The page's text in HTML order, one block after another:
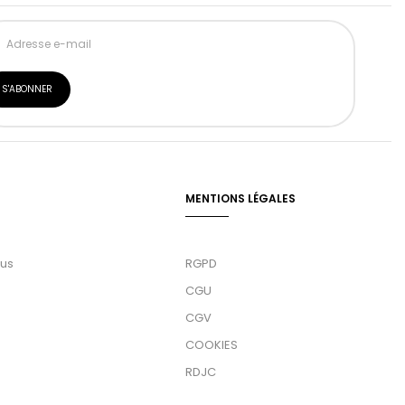
MENTIONS LÉGALES
RGPD
CGU
CGV
COOKIES
RDJC